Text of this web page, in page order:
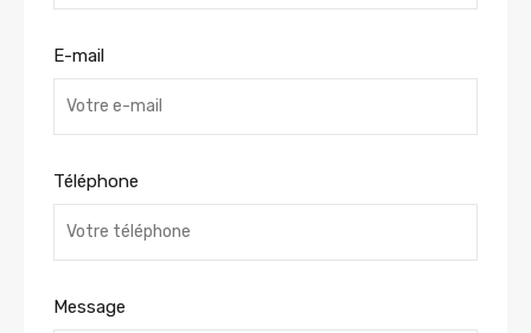
E-mail
Téléphone
Message